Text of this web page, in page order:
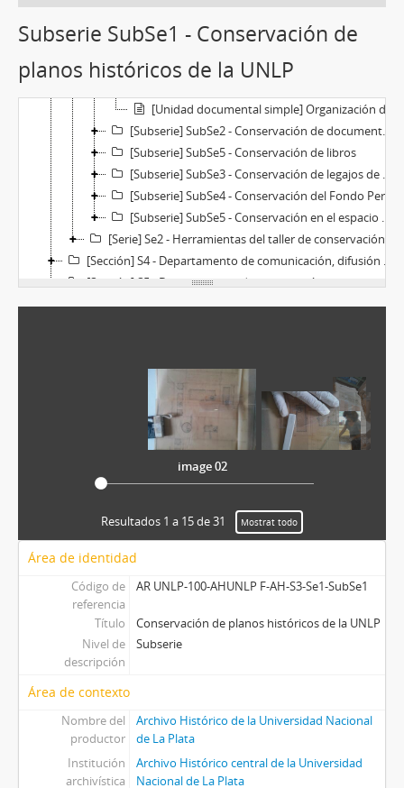
Subserie SubSe1 - Conservación de
planos históricos de la UNLP
[Unidad documental simple] Organización del espacio de conservación de planos históricos
[Unidad documental simple] Organización del espacio de conservación de planos históricos
[Unidad documental simple] Organización del espacio de conservación de planos históricos
[Unidad documental simple] Organización del espacio de conservación de planos históricos
[Subserie] SubSe2 - Conservación de documentos fotográficos en papel
[Subserie] SubSe5 - Conservación de libros
[Subserie] SubSe3 - Conservación de legajos de víctimas del terrorismo de Estado en la UNLP
[Subserie] SubSe4 - Conservación del Fondo Personal José María Rey
[Subserie] SubSe5 - Conservación en el espacio de reserva del Archivo de la Facultad de Ciencias Jurídicas
[Serie] Se2 - Herramientas del taller de conservación del AH
[Sección] S4 - Departamento de comunicación, difusión e investigación
[Sección] S5 - Departamento de capacitación y servicio
image 02
Resultados 1 a 15 de 31 Mostrat todo
Área de identidad
Código de
referencia
AR UNLP-100-AHUNLP F-AH-S3-Se1-SubSe1
Título
Conservación de planos históricos de la UNLP
Nivel de
descripción
Subserie
Área de contexto
Nombre del
productor
Archivo Histórico de la Universidad Nacional
de La Plata
Institución
archivística
Archivo Histórico central de la Universidad
Nacional de La Plata